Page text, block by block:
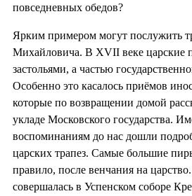
повседневных обедов?
Ярким примером могут послужить
Михайловича. В XVII веке царские
застольями, а частью
Особенно это касалось приёмов
которые по возвращении домой
укладе Московского государства.
воспоминаниям до нас дошли
царских трапез. Самые большие
правило, после венчания на
совершалась в Успенском соборе